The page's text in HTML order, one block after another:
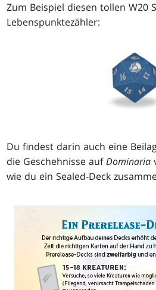
Zum Beispiel diesen tollen W20
Lebenspunktezähler:
Du findest darin auch eine
die Geschehnisse aufDominaria
wie du ein Sealed-Deck